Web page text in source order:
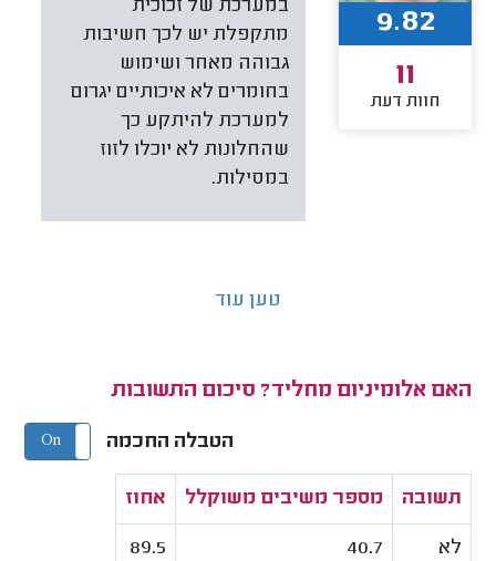
במערכת של זכוכית
מתקפלת יש לכך חשיבות
גבוהה מאחר ושימוש
בחומרים לא איכותיים יגרום
למערכת להיתקע כך
שהחלונות לא יוכלו לזוז
במסילות.
9.82
11
חוות דעת
טען עוד
האם אלומיניום מחליד? סיכום התשובות
הטבלה החכמה On Off
תשובה מספר משיבים משוקלל אחוז
לא 40.7
89.5